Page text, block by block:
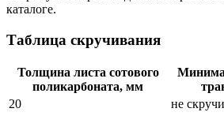
каталоге.
Таблица скручивания
Толщина листа сотового
поликарбоната, мм
20
не